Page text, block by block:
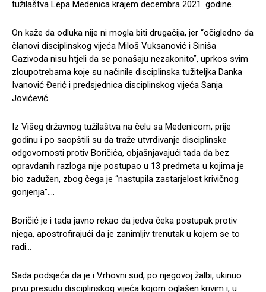
tužilaštva Lepa Medenica krajem decembra 2021. godine.
On kaže da odluka nije ni mogla biti drugačija, jer “očigledno da
članovi disciplinskog vijeća Miloš Vuksanović i Siniša
Gazivoda nisu htjeli da se ponašaju nezakonito”, uprkos svim
zloupotrebama koje su načinile disciplinska tužiteljka Danka
Ivanović Đerić i predsjednica disciplinskog vijeća Sanja
Jovićević.
Iz Višeg državnog tužilaštva na čelu sa Medenicom, prije
godinu i po saopštili su da traže utvrđivanje disciplinske
odgovornosti protiv Boričića, objašnjavajući tada da bez
opravdanih razloga nije postupao u 13 predmeta u kojima je
bio zadužen, zbog čega je “nastupila zastarjelost krivičnog
gonjenja”….
Boričić je i tada javno rekao da jedva čeka postupak protiv
njega, apostrofirajući da je zanimljiv trenutak u kojem se to
radi…
Sada podsjeća da je i Vrhovni sud, po njegovoj žalbi, ukinuo
prvu presudu disciplinskog vijeća kojom oglašen krivim i, u